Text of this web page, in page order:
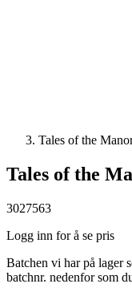
Tales of the
Tales of the
3027563
Logg inn for å se pris
Batchen vi har på lager
batchnr. nedenfor som